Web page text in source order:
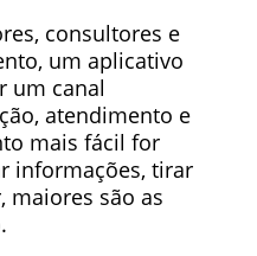
consultores e
um aplicativo
um canal
atendimento e
mais fácil for
informações, tirar
maiores são as